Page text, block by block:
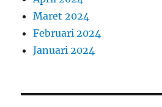
Maret 2024
Februari 2024
Januari 2024